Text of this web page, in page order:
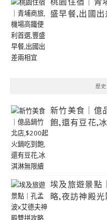
盛早餐,出國出
歷
新竹美食｜億
飽,還有豆花,
埃及旅遊景點
略,夜訪神殿光